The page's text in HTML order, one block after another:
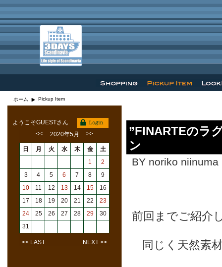
ホーム Pickup Item
”FINARTEのラ
ン
BY noriko
前回までご紹介
同じく天然素
ようこそGUESTさん
<<
2020年5月 >>
日 月 火 水 木 金
土
1
2
3
4 5 6 7 8
9
10
11 12 13 14 15
16
17
18 19 20 21 22
23
24
25 26 27 28 29
30
31
<< LAST NEXT >>